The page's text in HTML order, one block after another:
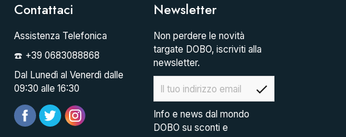
Contattaci
Assistenza Telefonica
☎️ +39 0683088868
Dal Lunedì al Venerdì dalle
09:30 alle 16:30
Newsletter
Non perdere le novità
targate DOBO, iscriviti alla
newsletter.
check
Info e news dal mondo
DOBO su sconti e